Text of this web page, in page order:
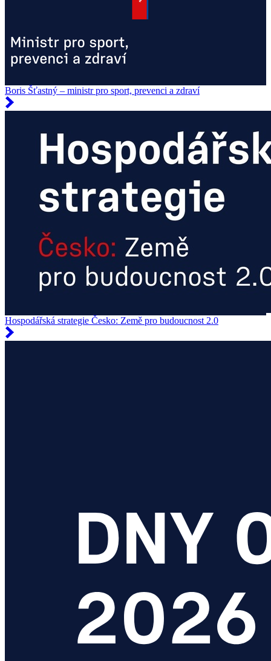
Boris Šťastný – ministr pro sport, prevenci a zdraví
Hospodářská strategie Česko: Země pro budoucnost 2.0